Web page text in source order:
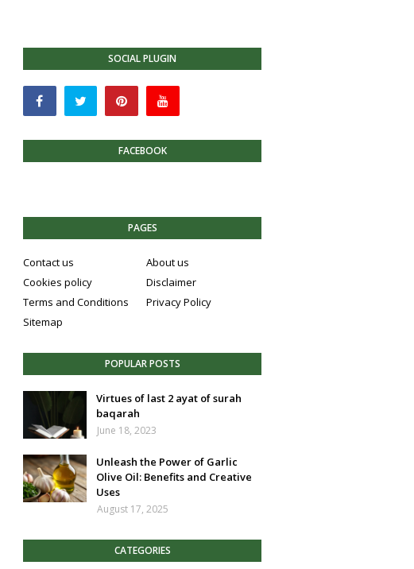
SOCIAL PLUGIN
FACEBOOK
PAGES
Contact us
About us
Cookies policy
Disclaimer
Terms and Conditions
Privacy Policy
Sitemap
POPULAR POSTS
Virtues of last 2 ayat of surah
baqarah
June 18, 2023
Unleash the Power of Garlic
Olive Oil: Benefits and Creative
Uses
August 17, 2025
CATEGORIES